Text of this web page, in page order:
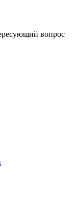
вопрос